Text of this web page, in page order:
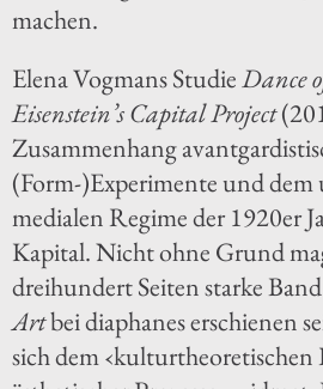
machen.
Elena Vogmans StudieDance
Eisenstein’s Capital Project
Zusammenhang
(Form-)Experimente und dem
medialen Regime der 1920er
Kapital. Nicht ohne Grund
dreihundert Seiten starke
Artbei diaphanes erschienen
sich dem ‹kulturtheoretischen